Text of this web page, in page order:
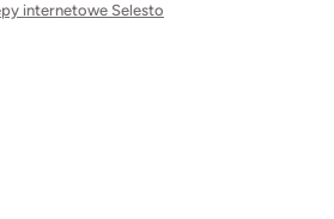
internetowe Selesto